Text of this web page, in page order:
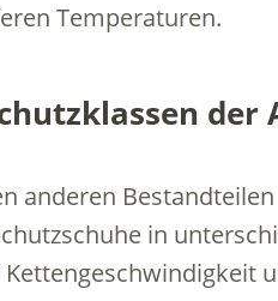
Temperaturen.
der
anderen
in